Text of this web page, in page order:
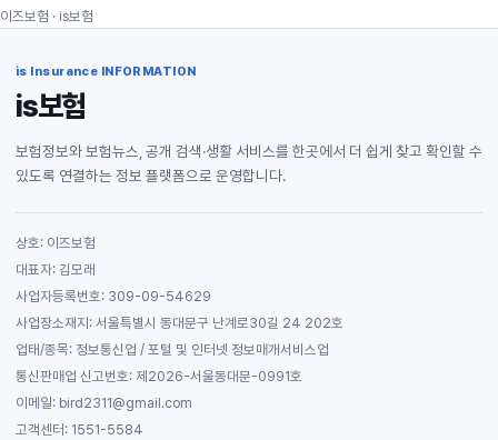
이즈보험 · is보험
is Insurance INFORMATION
is보험
보험정보와 보험뉴스, 공개 검색·생활 서비스를 한곳에서 더 쉽게 찾고 확인할 수
있도록 연결하는 정보 플랫폼으로 운영합니다.
상호: 이즈보험
대표자: 김모래
사업자등록번호: 309-09-54629
사업장소재지: 서울특별시 동대문구 난계로30길 24 202호
업태/종목: 정보통신업 / 포털 및 인터넷 정보매개서비스업
통신판매업 신고번호: 제2026-서울동대문-0991호
이메일: bird2311@gmail.com
고객센터: 1551-5584